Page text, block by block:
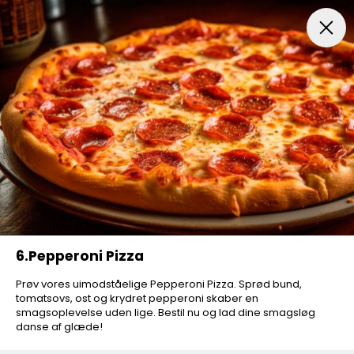
Drikkevarer TILBUD Frokost Tilbud 11-15 Alm.
6.Pepperoni Pizza
Prøv vores uimodståelige Pepperoni Pizza. Sprød bund,
tomatsovs, ost og krydret pepperoni skaber en
smagsoplevelse uden lige. Bestil nu og lad dine smagsløg
danse af glæde!